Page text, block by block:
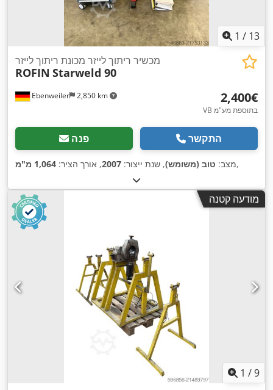
1 / 13
Ebenweiler 2,850 km
מכשיר ריתוך לייזר מכונת ריתוך לייזר
ROFIN Starweld 90
‏2,400 ‏€
VB בתוספת מע"מ
פנה התקשר
מצב: טוב (משומש), שנת ייצור: 2007, אורך הציר: 1,064 מ"מ ,
מודעה קטנה
1 /9